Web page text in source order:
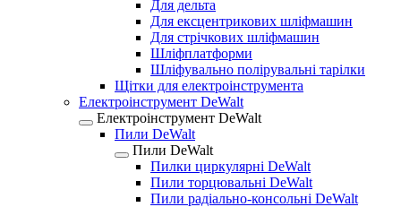
Для дельта
Для ексцентрикових шліфмашин
Для стрічкових шліфмашин
Шліфплатформи
Шліфувально полірувальні тарілки
Щітки для електроінструмента
Електроінструмент DeWalt
Електроінструмент DeWalt
Пили DeWalt
Пили DeWalt
Пилки циркулярні DeWalt
Пили торцювальні DeWalt
Пили радіально-консольні DeWalt